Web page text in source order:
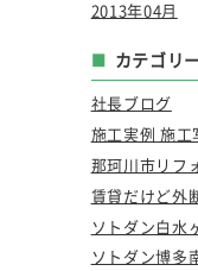
2013年04月
カテゴリ
社長ブログ
施工実例 施工
那珂川市リフ
賃貸だけど外
ソトダン白水
ソトダン博多